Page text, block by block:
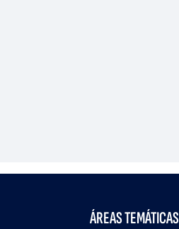
ÁREAS TEMÁTICAS